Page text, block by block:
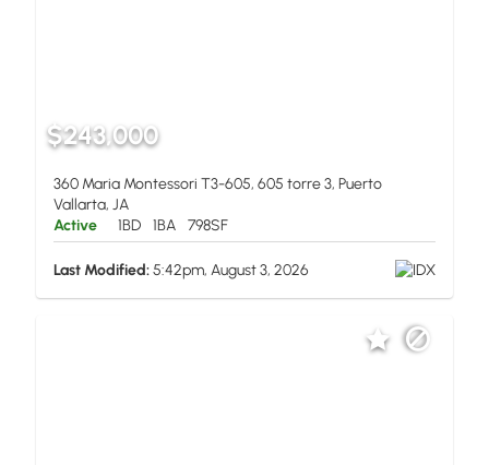
$243,000
360 Maria Montessori T3-605, 605 torre 3, Puerto
Vallarta, JA
Active
1BD 1BA 798SF
Last Modified:5:42pm, August 3, 2026